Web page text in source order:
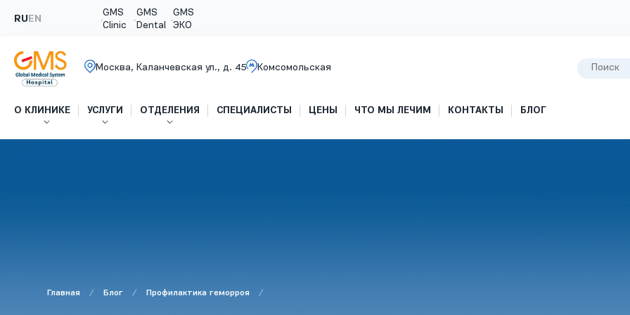
RUEN
GMS
Clinic
GMS
Dental
GMS
ЭКО
Москва, Каланчевская ул., д. 45 Комсомольская
О КЛИНИКЕ УСЛУГИ ОТДЕЛЕНИЯ СПЕЦИАЛИСТЫ ЦЕНЫ ЧТО МЫ ЛЕЧИМ КОНТАКТЫ БЛОГ
Главная Блог Профилактика геморроя